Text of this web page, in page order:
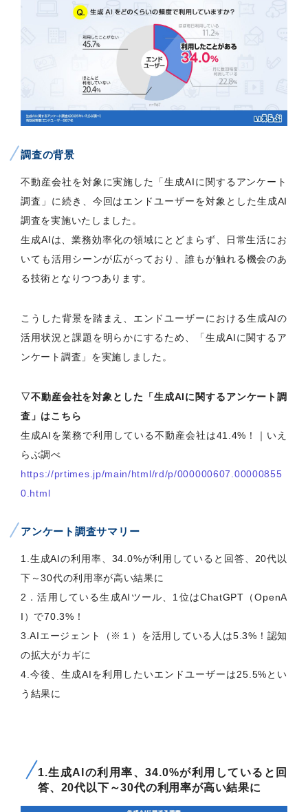
調査の背景
不動産会社を対象に実施した「生成AIに関するアンケート
調査」に続き、今回はエンドユーザーを対象とした生成AI
調査を実施いたしました。
生成AIは、業務効率化の領域にとどまらず、日常生活にお
いても活用シーンが広がっており、誰もが触れる機会のあ
る技術となりつつあります。
こうした背景を踏まえ、エンドユーザーにおける生成AIの
活用状況と課題を明らかにするため、「生成AIに関するア
ンケート調査」を実施しました。
▽不動産会社を対象とした「生成AIに関するアンケート調
査」はこちら
生成AIを業務で利用している不動産会社は41.4%！｜いえ
らぶ調べ
https://prtimes.jp/main/html/rd/p/000000607.00000855
0.html
アンケート調査サマリー
1.生成AIの利用率、34.0%が利用していると回答、20代以
下～30代の利用率が高い結果に
2．活用している生成AIツール、1位はChatGPT（OpenA
I）で70.3%！
3.AIエージェント（※１）を活用している人は5.3%！認知
の拡大がカギに
4.今後、生成AIを利用したいエンドユーザーは25.5%とい
う結果に
1.生成AIの利用率、34.0%が利用していると回
答、20代以下～30代の利用率が高い結果に